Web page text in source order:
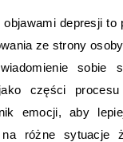
objawami depresji to
ze strony
sobie
części procesu
emocji, aby
różne sytuacje